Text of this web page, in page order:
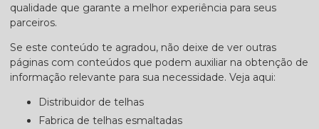
qualidade que garante a melhor experiência para seus
parceiros.
Se este conteúdo te agradou, não deixe de ver outras
páginas com conteúdos que podem auxiliar na obtenção de
informação relevante para sua necessidade. Veja aqui:
distribuidor de telhas
fabrica de telhas esmaltadas